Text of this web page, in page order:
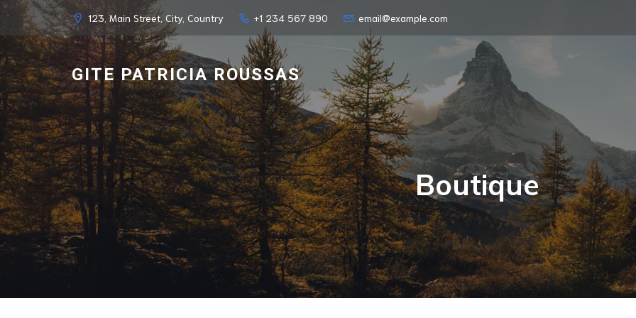
123, Main Street, City, Country +1 234 567 890 email@example.com
GITE PATRICIA ROUSSAS
Boutique